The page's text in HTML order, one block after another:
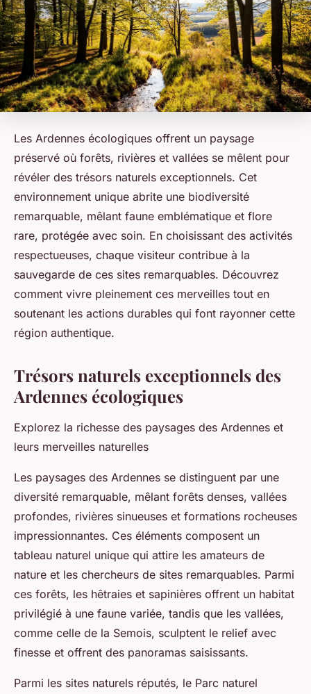
Les Ardennes écologiques offrent un paysage
préservé où forêts, rivières et vallées se mêlent pour
révéler des trésors naturels exceptionnels. Cet
environnement unique abrite une biodiversité
remarquable, mêlant faune emblématique et flore
rare, protégée avec soin. En choisissant des activités
respectueuses, chaque visiteur contribue à la
sauvegarde de ces sites remarquables. Découvrez
comment vivre pleinement ces merveilles tout en
soutenant les actions durables qui font rayonner cette
région authentique.
Trésors naturels exceptionnels des
Ardennes écologiques
Explorez la richesse des paysages des Ardennes et
leurs merveilles naturelles
Les paysages des Ardennes se distinguent par une
diversité remarquable, mêlant forêts denses, vallées
profondes, rivières sinueuses et formations rocheuses
impressionnantes. Ces éléments composent un
tableau naturel unique qui attire les amateurs de
nature et les chercheurs de sites remarquables. Parmi
ces forêts, les hêtraies et sapinières offrent un habitat
privilégié à une faune variée, tandis que les vallées,
comme celle de la Semois, sculptent le relief avec
finesse et offrent des panoramas saisissants.
Parmi les sites naturels réputés, le Parc naturel